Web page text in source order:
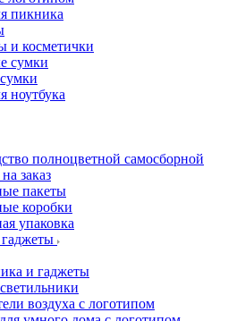
пикника
и косметички
сумки
ноутбука
полноцветной самосборной
заказ
пакеты
коробки
упаковка
и гаджеты
воздуха с логотипом